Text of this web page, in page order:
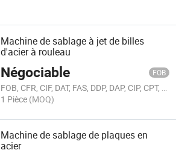
Machine de sablage à jet de billes
d'acier à rouleau
Négociable FOB
FOB, CFR, CIF, DAT, FAS, DDP, DAP, CIP, CPT, FCA, EXW, Others
1 Pièce (MOQ)
Machine de sablage de plaques en
acier